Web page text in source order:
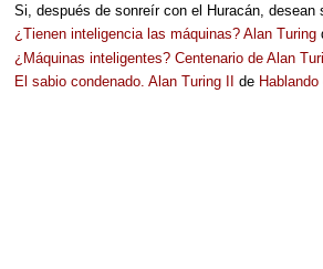
Si, después de sonreír con el Huracán,
¿Tienen inteligencia las máquinas? Alan Turing
¿Máquinas inteligentes? Centenario de Alan
El sabio condenado. Alan Turing II
de